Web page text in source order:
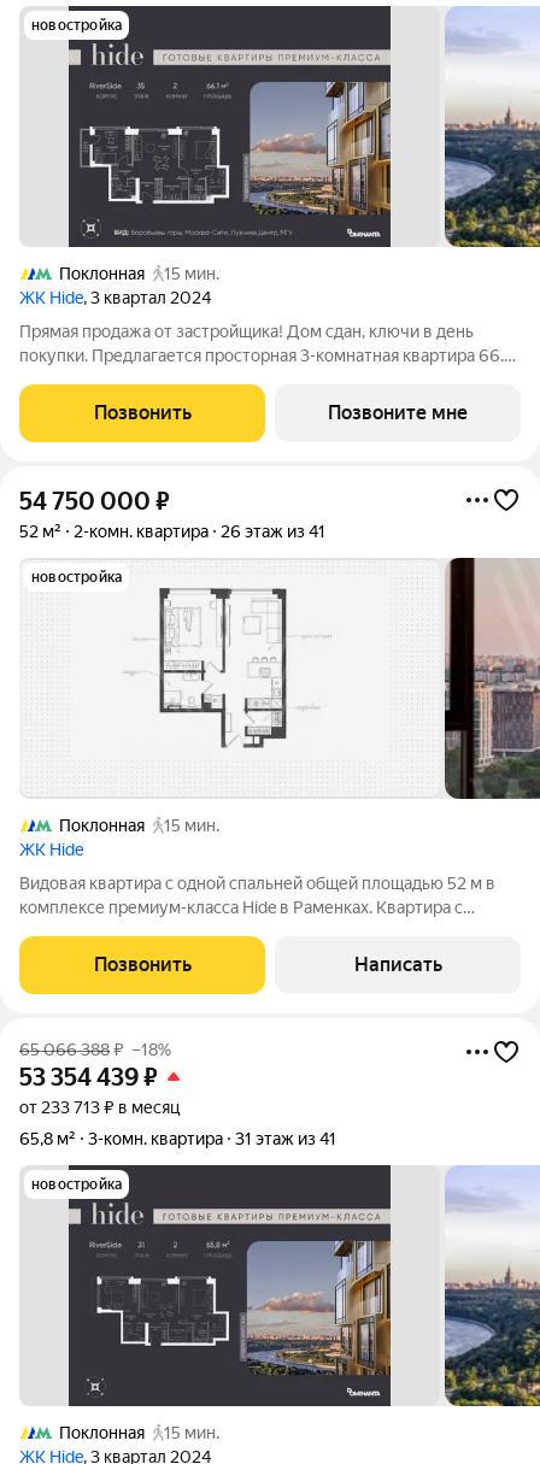
новостройка
Поклонная
15 мин.
ЖК Hide, 3 квартал 2024
Прямая продажа от застройщика! Дом сдан, ключи в день
покупки. Предлагается просторная 3-комнатная квартира 66.1
небоскребе премиум-класса от Dominanta и MR. ТОП-ВИДЫ
НА 360: Воробьевы горы,
Позвонить Позвоните мне
54 750 000 ₽
52 м² 2-комн. квартира 26 этаж из 41
новостройка
Поклонная
15 мин.
ЖК Hide
Видовая квартира с одной спальней общей площадью 52 м в
комплексе премиум-класса Hide в Раменках. Квартира с
корпусе 1. Современный интерьер оформлен в светлых
кремовых тонах. Панорамные окна в пол,
Позвонить Написать
65 066 388₽ –18%
53 354 439₽
от 233 713 ₽ в месяц
65,8 м²
3-комн. квартира 31 этаж из 41
новостройка
Поклонная
15 мин.
ЖК Hide, 3 квартал 2024